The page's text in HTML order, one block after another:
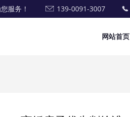
服务！ 139-0091-3007
网站首页